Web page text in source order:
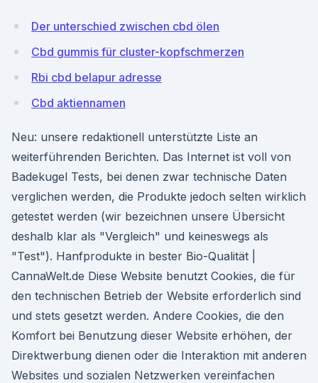
Der unterschied zwischen cbd ölen
Cbd gummis für cluster-kopfschmerzen
Rbi cbd belapur adresse
Cbd aktiennamen
Neu: unsere redaktionell unterstützte Liste an
weiterführenden Berichten. Das Internet ist voll von
Badekugel Tests, bei denen zwar technische Daten
verglichen werden, die Produkte jedoch selten wirklich
getestet werden (wir bezeichnen unsere Übersicht
deshalb klar als "Vergleich" und keineswegs als
"Test"). Hanfprodukte in bester Bio-Qualität |
CannaWelt.de Diese Website benutzt Cookies, die für
den technischen Betrieb der Website erforderlich sind
und stets gesetzt werden. Andere Cookies, die den
Komfort bei Benutzung dieser Website erhöhen, der
Direktwerbung dienen oder die Interaktion mit anderen
Websites und sozialen Netzwerken vereinfachen